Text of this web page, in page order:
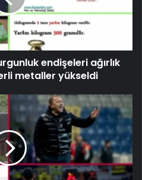
endişeleri ağırlık
metaller yükseldi